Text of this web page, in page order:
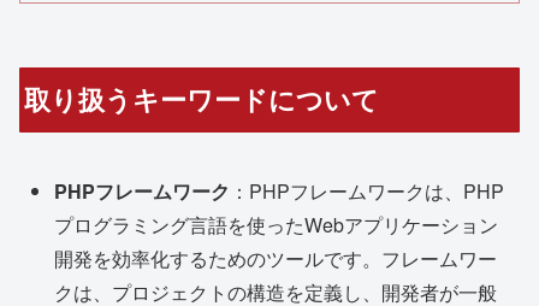
取り扱うキーワードについて
PHPフレームワーク ：PHPフレームワークは、PHP
プログラミング言語を使ったWebアプリケーション
開発を効率化するためのツールです。フレームワー
クは、プロジェクトの構造を定義し、開発者が一般